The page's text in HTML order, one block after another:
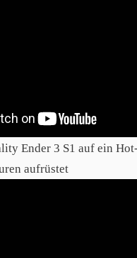
Ender 3 S1 auf ein
aufrüstet